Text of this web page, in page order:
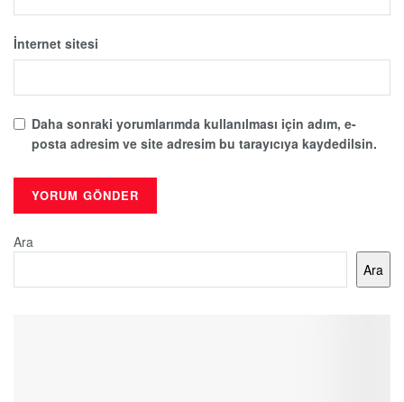
İnternet sitesi
Daha sonraki yorumlarımda kullanılması için adım, e-
posta adresim ve site adresim bu tarayıcıya kaydedilsin.
Ara
Ara